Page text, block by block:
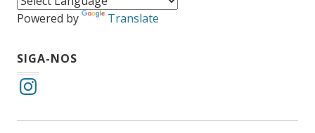
Powered by Translate
SIGA-NOS
Instagram